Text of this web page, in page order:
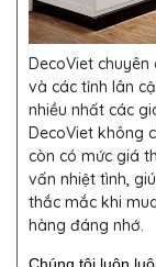
DecoViet
và các tỉnh lân
nhiều nhất các
DecoViet không
còn có mức giá
vấn nhiệt tình,
thắc mắc khi
hàng đáng nhớ.